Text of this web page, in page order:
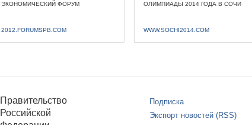
ЭКОНОМИЧЕСКИЙ ФОРУМ
2012.FORUMSPB.COM
ОЛИМПИАДЫ 2014 ГОДА В СОЧИ
WWW.SOCHI2014.COM
Правительство
Российской
Подписка
Экспорт новостей (RSS)